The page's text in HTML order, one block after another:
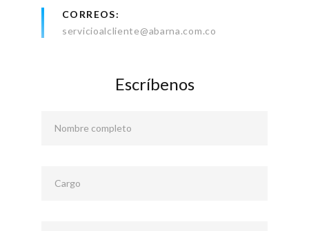
CORREOS
servicioalcliente@abarna.com.co
Escríbenos
Nombre completo
Cargo